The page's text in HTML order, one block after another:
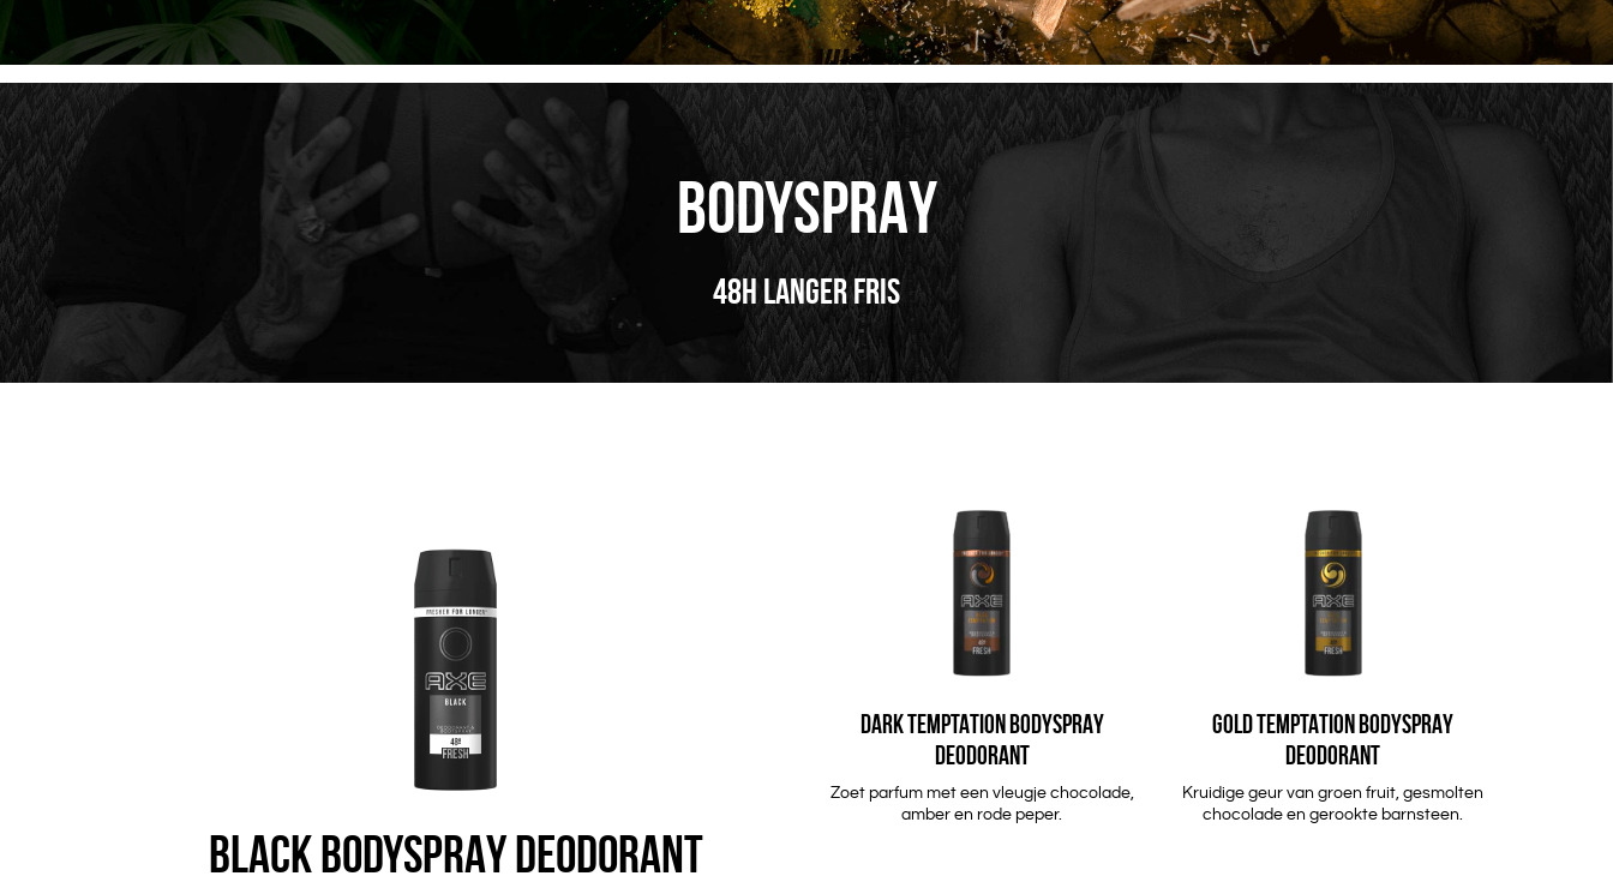
BODYSPRAY
48H LANGER FRIS
BLACK BODYSPRAY DEODORANT
DARK TEMPTATION BODYSPRAY
DEODORANT
Zoet parfum met een vleugje chocolade,
amber en rode peper.
GOLD TEMPTATION BODYSPRAY
DEODORANT
Kruidige geur van groen fruit, gesmolten
chocolade en gerookte barnsteen.